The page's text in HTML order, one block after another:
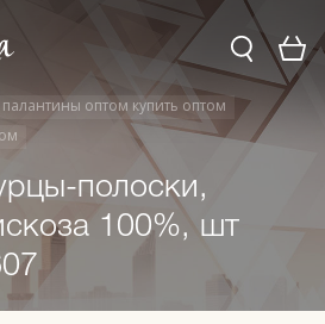
оптом купить оптом
полоски,
100%, шт